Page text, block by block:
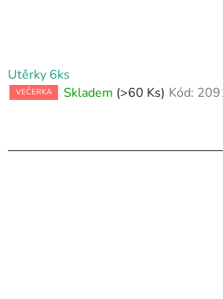
Utěrky 6ks
VEČERKA Skladem (>60 Ks) Kód: